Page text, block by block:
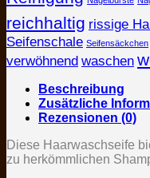
reichhaltig rissige
Seifenschale Seifensäckchen
verwöhnend waschen
Beschreibung
Zusätzliche
Rezensionen (0)
Diese Haarwaschseife
zu herkömmlichen